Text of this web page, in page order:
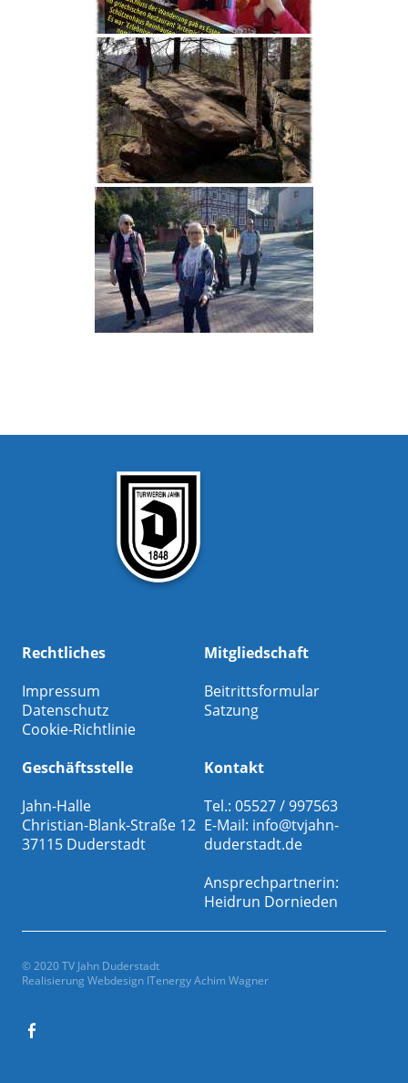
Rechtliches
Impressum
Datenschutz
Cookie-Richtlinie
Mitgliedschaft
Beitrittsformular
Satzung
Geschäftsstelle
Jahn-Halle
Christian-Blank-Straße 12
37115 Duderstadt
Kontakt
Tel.: 05527 / 997563
E-Mail: info@tvjahn-
duderstadt.de
Ansprechpartnerin:
Heidrun Dornieden
© 2020 TV Jahn Duderstadt
Realisierung Webdesign ITenergy Achim Wagner